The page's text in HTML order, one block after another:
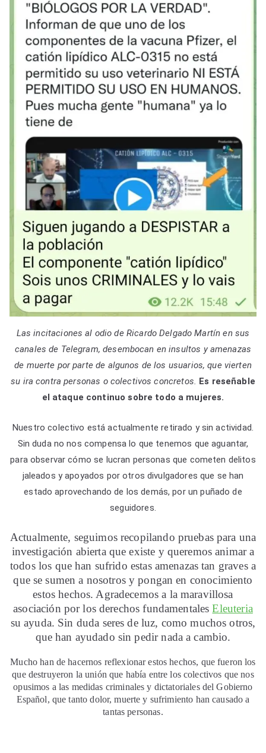
Las incitaciones al odio de Ricardo Delgado Martín en sus
canales de Telegram, desembocan en insultos y amenazas
de muerte por parte de algunos de los usuarios, que vierten
su ira contra personas o colectivos concretos. Es reseñable
el ataque continuo sobre todo a mujeres.
Nuestro colectivo está actualmente retirado y sin actividad.
Sin duda no nos compensa lo que tenemos que aguantar,
para observar cómo se lucran personas que cometen delitos
jaleados y apoyados por otros divulgadores que se han
estado aprovechando de los demás, por un puñado de
seguidores.
Actualmente, seguimos recopilando pruebas para una
investigación abierta que existe y queremos animar a
todos los que han sufrido estas amenazas tan graves a
que se sumen a nosotros y pongan en conocimiento
estos hechos. Agradecemos a la maravillosa
asociación por los derechos fundamentalesEleuteria
su ayuda. Sin duda seres de luz, como muchos otros,
que han ayudado sin pedir nada a cambio.
Mucho han de hacernos reflexionar estos hechos, que fueron los
que destruyeron la unión que había entre los colectivos que nos
opusimos a las medidas criminales y dictatoriales del Gobierno
Español, que tanto dolor, muerte y sufrimiento han causado a
tantas personas.